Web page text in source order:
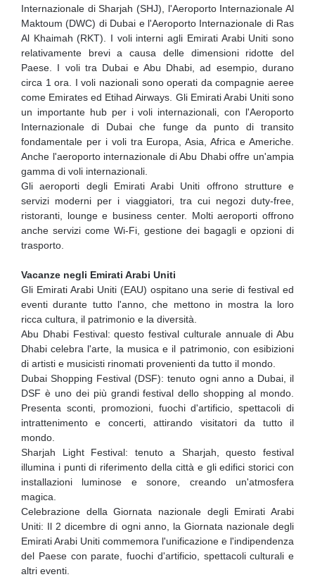
Internazionale di Sharjah (SHJ), l'Aeroporto Internazionale Al
Maktoum (DWC) di Dubai e l'Aeroporto Internazionale di Ras
Al Khaimah (RKT). I voli interni agli Emirati Arabi Uniti sono
relativamente brevi a causa delle dimensioni ridotte del
Paese. I voli tra Dubai e Abu Dhabi, ad esempio, durano
circa 1 ora. I voli nazionali sono operati da compagnie aeree
come Emirates ed Etihad Airways. Gli Emirati Arabi Uniti sono
un importante hub per i voli internazionali, con l'Aeroporto
Internazionale di Dubai che funge da punto di transito
fondamentale per i voli tra Europa, Asia, Africa e Americhe.
Anche l'aeroporto internazionale di Abu Dhabi offre un'ampia
gamma di voli internazionali.
Gli aeroporti degli Emirati Arabi Uniti offrono strutture e
servizi moderni per i viaggiatori, tra cui negozi duty-free,
ristoranti, lounge e business center. Molti aeroporti offrono
anche servizi come Wi-Fi, gestione dei bagagli e opzioni di
trasporto.
Vacanze negli Emirati Arabi Uniti
Gli Emirati Arabi Uniti (EAU) ospitano una serie di festival ed
eventi durante tutto l'anno, che mettono in mostra la loro
ricca cultura, il patrimonio e la diversità.
Abu Dhabi Festival: questo festival culturale annuale di Abu
Dhabi celebra l'arte, la musica e il patrimonio, con esibizioni
di artisti e musicisti rinomati provenienti da tutto il mondo.
Dubai Shopping Festival (DSF): tenuto ogni anno a Dubai, il
DSF è uno dei più grandi festival dello shopping al mondo.
Presenta sconti, promozioni, fuochi d'artificio, spettacoli di
intrattenimento e concerti, attirando visitatori da tutto il
mondo.
Sharjah Light Festival: tenuto a Sharjah, questo festival
illumina i punti di riferimento della città e gli edifici storici con
installazioni luminose e sonore, creando un'atmosfera
magica.
Celebrazione della Giornata nazionale degli Emirati Arabi
Uniti: Il 2 dicembre di ogni anno, la Giornata nazionale degli
Emirati Arabi Uniti commemora l'unificazione e l'indipendenza
del Paese con parate, fuochi d'artificio, spettacoli culturali e
altri eventi.